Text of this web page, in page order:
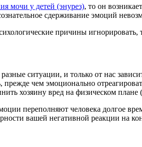
мочи у детей (энурез), то он
сдерживание эмоций
причины игнорировать,
ситуации, и только от нас
прежде чем эмоционально
хозяину вред на физическом плане (
переполняют человека долгое
вашей негативной реакции на